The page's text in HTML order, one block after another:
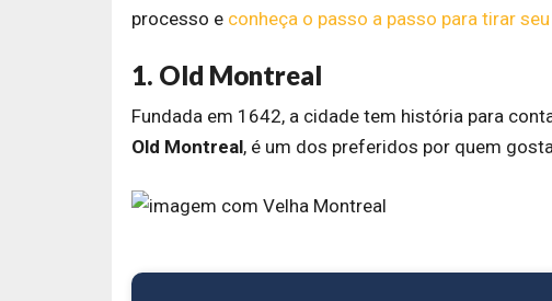
processo e conheça o passo a passo para tirar
1. Old Montreal
Fundada em 1642, a cidade tem história para
Old Montreal, é um dos preferidos por quem